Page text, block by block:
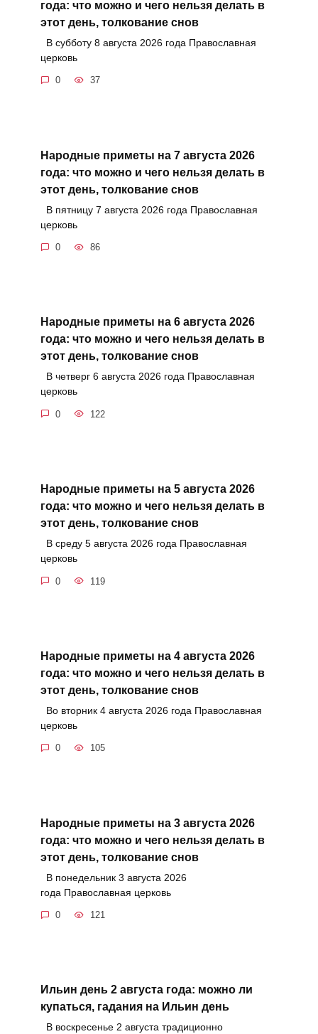
года: что можно и чего нельзя делать в
этот день, толкование снов
В субботу 8 августа 2026 года Православная
церковь
0 37
Народные приметы на 7 августа 2026
года: что можно и чего нельзя делать в
этот день, толкование снов
В пятницу 7 августа 2026 года Православная
церковь
0 86
Народные приметы на 6 августа 2026
года: что можно и чего нельзя делать в
этот день, толкование снов
В четверг 6 августа 2026 года Православная
церковь
0 122
Народные приметы на 5 августа 2026
года: что можно и чего нельзя делать в
этот день, толкование снов
В среду 5 августа 2026 года Православная
церковь
0 119
Народные приметы на 4 августа 2026
года: что можно и чего нельзя делать в
этот день, толкование снов
Во вторник 4 августа 2026 года Православная
церковь
0 105
Народные приметы на 3 августа 2026
года: что можно и чего нельзя делать в
этот день, толкование снов
В понедельник 3 августа 2026
года Православная церковь
0 121
Ильин день 2 августа года: можно ли
купаться, гадания на Ильин день
В воскресенье 2 августа традиционно